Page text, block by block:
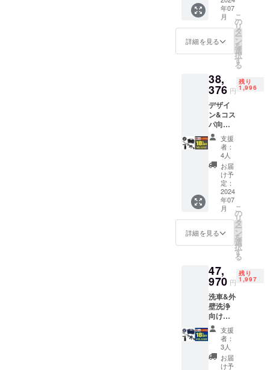
ショッ
トは付
属しま
せ
ト ・取
扱説明
書：有
・取扱
説明書
の対応
日本語
・保証
期間：1
年保証
スパイ
ラル
ショッ
トとバ
ブルシ
リーズ
は別売
りで
す。
（トッ
ショッ
トは付
属しま
せ
約530g
(イー
ジー
ト本
体）
・素
材：プ
ラス
チッ
ク、ス
テンレ
ス ・付
属品：
グレ
ネード
ショッ
ト、
シャ
ワー
ショッ
ト ・取
扱説明
書：有
説明書
の対応
言語：
日本語
・保証
期間：1
年保証
スパイ
ラル
ショッ
トとバ
（国）
：日本
・法人
（株）
NAGAR
につい
て ・商
品サイ
ズ / 重
量：約
110cm
×
25cm/1.
9kg(ラ
イフル
ウォッ
シュ本
体）
36cm ×
25cm/7.
フルタ
ンク本
体) ・素
材：プ
ラス
チッ
ク、ス
テンレ
ス ・付
属品：
Blue〜
超超早
割：
46,800
定400個
ブラッ
ク
フォー
マー付
1.本商
品の
メー
カー情
報 ・
メー
カーの
所在
地：日
本 ・法
人名：
（株）
NAGAR
につい
て ・商
品サイ
ズ/重
量：約
110cm
×
25cm/1.
9kg(ラ
イフル
ウォッ
年07
月
詳細を見る
こ
の
リ
タ
ー
ン
を
選
択
す
る
38,
376 円
残り
1,996
デザイ
ン&コス
パ向け
【10Mp
a】ライ
フル
ウォッ
シュ×ラ
イフル
タンク
Black〜
超早
割：
37,440
円
OFF) 限
定2,000
個 ブ
ラック
フォー
マー付
1.本商
品の
メー
カー情
報 ・
支援
者：
4人
お届
け予
定：
2024
年07
月
詳細を見る
こ
の
リ
タ
ー
ン
を
選
択
す
る
47,
970 円
残り
1,997
洗車&外
壁洗浄
向け
【12Mp
a】ライ
フル
ウォッ
シュ×ラ
支援
者：
3人
お届
け予